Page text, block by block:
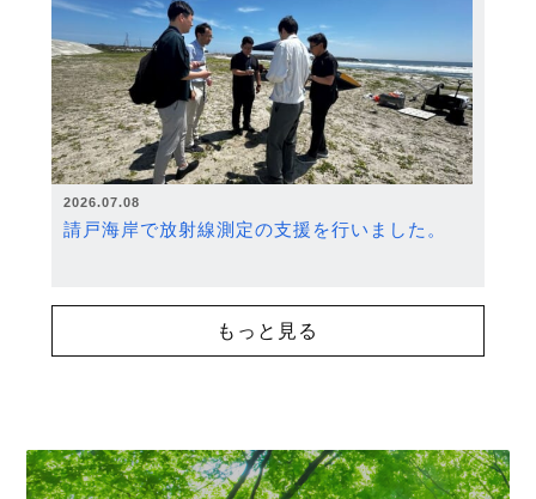
2026.07.08
請戸海岸で放射線測定の支援を行いました。
もっと見る